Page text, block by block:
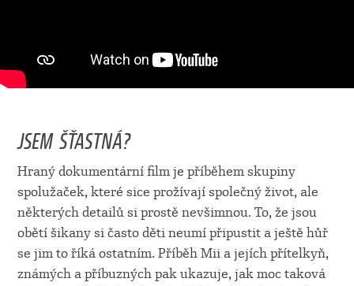
JSEM ŠŤASTNÁ?
Hraný dokumentární film je příběhem skupiny
spolužaček, které sice prožívají společný život, ale
některých detailů si prostě nevšimnou. To, že jsou
obětí šikany si často děti neumí připustit a ještě hůř
se jim to říká ostatním. Příběh Mii a jejích přítelkyň,
známých a příbuzných pak ukazuje, jak moc taková